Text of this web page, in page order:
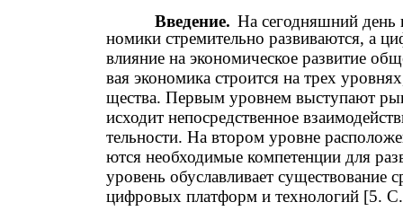
Введение. На сегодняшний день
номики стремительно развиваются, а
влияние на экономическое развитие
вая экономика строится на трех
щества. Первым уровнем выступают
исходит непосредственное
тельности. На втором уровне
ются необходимые компетенции для
уровень обуславливает существование
цифровых платформ и технологий [5.